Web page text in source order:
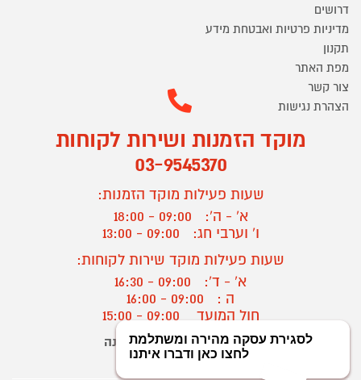
דרושים
מדיניות פרטיות ואבטחת מידע
תקנון
מפת האתר
צור קשר
הצהרת נגישות
מוקד הזמנות ושירות לקוחות
03-9545370
שעות פעילות מוקד הזמנות:
א' - ה':
09:00 - 18:00
ו' וערבי חג:
09:00 - 13:00
שעות פעילות מוקד שירות לקוחות:
א' - ד':
09:00 - 16:30
ה :
09:00 - 16:00
חול המועד
? יצירת קשר/ביטול הזמנה